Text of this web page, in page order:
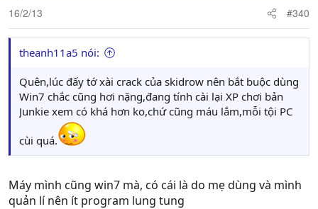
16/2/13 #340
theanh11a5 nói:
Quên,lúc đấy tớ xài crack của skidrow nên bắt buộc dùng
Win7 chắc cũng hơi nặng,đang tính cài lại XP chơi bản
Junkie xem có khá hơn ko,chứ cũng máu lắm,mỗi tội PC
cùi quá.
Máy mình cũng win7 mà, có cái là do mẹ dùng và mình
quản lí nên ít program lung tung